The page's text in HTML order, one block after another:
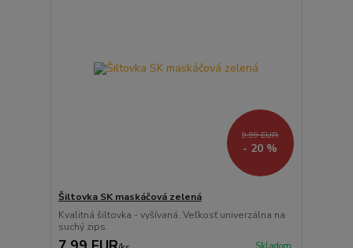
9,99 EUR
- 20 %
Šiltovka SK maskáčová zelená
Kvalitná šiltovka - vyšívaná. Veľkosť univerzálna na
suchý zips.